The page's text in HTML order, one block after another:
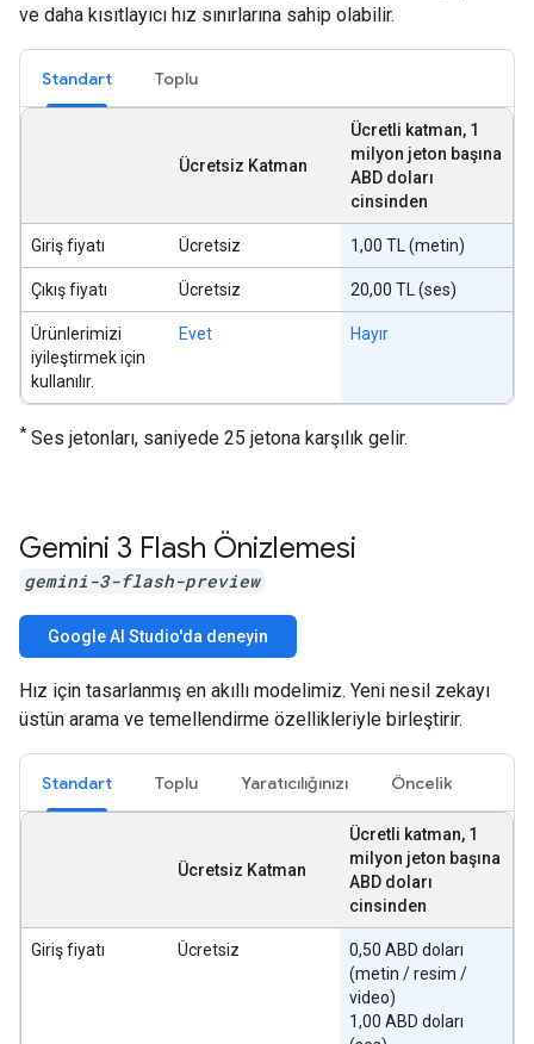
ve daha kısıtlayıcı hız sınırlarına sahip olabilir.
Standart Toplu
Ücretsiz Katman
Ücretli katman, 1
milyon jeton başına
ABD doları
cinsinden
Giriş fiyatı Ücretsiz 1,00 TL (metin)
Çıkış fiyatı Ücretsiz 20,00 TL (ses)
Ürünlerimizi
iyileştirmek için
kullanılır.
Evet Hayır
* Ses jetonları, saniyede 25 jetona karşılık gelir.
Gemini 3 Flash Önizlemesi
gemini-3-flash-preview
Google AI Studio'da deneyin
Hız için tasarlanmış en akıllı modelimiz. Yeni nesil zekayı
üstün arama ve temellendirme özellikleriyle birleştirir.
Standart Toplu Yaratıcılığınızı Öncelik
Ücretsiz Katman
Ücretli katman, 1
milyon jeton başına
ABD doları
cinsinden
Giriş fiyatı Ücretsiz
0,50 ABD doları
(metin / resim /
video)
1,00 ABD doları